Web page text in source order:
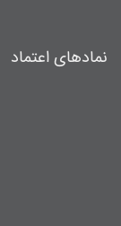
نمادهای اعتماد